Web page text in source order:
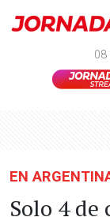
08
EN
Solo 4 de